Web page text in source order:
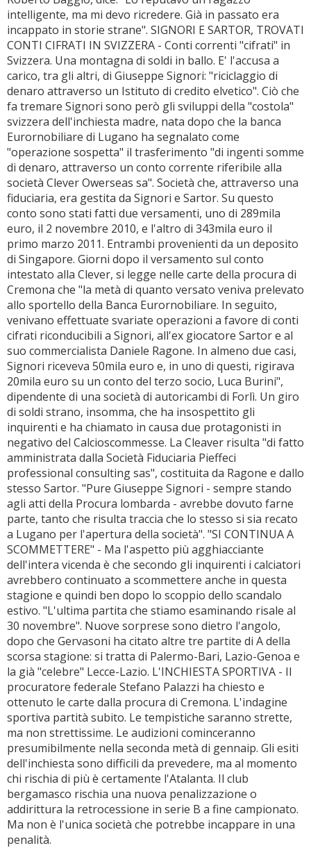
intelligente, ma mi devo ricredere. Già in passato era
incappato in storie strane". SIGNORI E SARTOR, TROVATI
CONTI CIFRATI IN SVIZZERA - Conti correnti "cifrati" in
Svizzera. Una montagna di soldi in ballo. E' l'accusa a
carico, tra gli altri, di Giuseppe Signori: "riciclaggio di
denaro attraverso un Istituto di credito elvetico". Ciò che
fa tremare Signori sono però gli sviluppi della "costola"
svizzera dell'inchiesta madre, nata dopo che la banca
Eurornobiliare di Lugano ha segnalato come
"operazione sospetta" il trasferimento "di ingenti somme
di denaro, attraverso un conto corrente riferibile alla
società Clever Owerseas sa". Società che, attraverso una
fiduciaria, era gestita da Signori e Sartor. Su questo
conto sono stati fatti due versamenti, uno di 289mila
euro, il 2 novembre 2010, e l'altro di 343mila euro il
primo marzo 2011. Entrambi provenienti da un deposito
di Singapore. Giorni dopo il versamento sul conto
intestato alla Clever, si legge nelle carte della procura di
Cremona che "la metà di quanto versato veniva prelevato
allo sportello della Banca Eurornobiliare. In seguito,
venivano effettuate svariate operazioni a favore di conti
cifrati riconducibili a Signori, all'ex giocatore Sartor e al
suo commercialista Daniele Ragone. In almeno due casi,
Signori riceveva 50mila euro e, in uno di questi, rigirava
20mila euro su un conto del terzo socio, Luca Burini",
dipendente di una società di autoricambi di Forlì. Un giro
di soldi strano, insomma, che ha insospettito gli
inquirenti e ha chiamato in causa due protagonisti in
negativo del Calcioscommesse. La Cleaver risulta "di fatto
amministrata dalla Società Fiduciaria Pieffeci
professional consulting sas", costituita da Ragone e dallo
stesso Sartor. "Pure Giuseppe Signori - sempre stando
agli atti della Procura lombarda - avrebbe dovuto farne
parte, tanto che risulta traccia che lo stesso si sia recato
a Lugano per l'apertura della società". "SI CONTINUA A
SCOMMETTERE" - Ma l'aspetto più agghiacciante
dell'intera vicenda è che secondo gli inquirenti i calciatori
avrebbero continuato a scommettere anche in questa
stagione e quindi ben dopo lo scoppio dello scandalo
estivo. "L'ultima partita che stiamo esaminando risale al
30 novembre". Nuove sorprese sono dietro l'angolo,
dopo che Gervasoni ha citato altre tre partite di A della
scorsa stagione: si tratta di Palermo-Bari, Lazio-Genoa e
la già "celebre" Lecce-Lazio. L'INCHIESTA SPORTIVA - Il
procuratore federale Stefano Palazzi ha chiesto e
ottenuto le carte dalla procura di Cremona. L'indagine
sportiva partità subito. Le tempistiche saranno strette,
ma non strettissime. Le audizioni cominceranno
presumibilmente nella seconda metà di gennaip. Gli esiti
dell'inchiesta sono difficili da prevedere, ma al momento
chi rischia di più è certamente l'Atalanta. Il club
bergamasco rischia una nuova penalizzazione o
addirittura la retrocessione in serie B a fine campionato.
Ma non è l'unica società che potrebbe incappare in una
penalità.